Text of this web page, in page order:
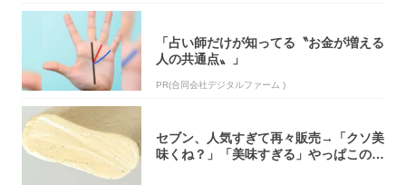
「占い師だけが知ってる〝お金が増える
人の共通点〟」
PR(合同会社デジタルファーム )
セブン、人気すぎて再々販売→「クソ美
味くね？」「美味すぎる」やっぱこのク